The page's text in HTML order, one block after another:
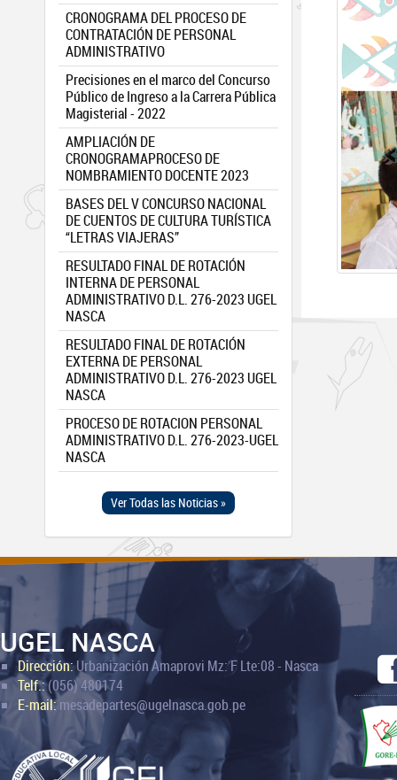
CRONOGRAMA DEL PROCESO DE
CONTRATACIÓN DE PERSONAL
ADMINISTRATIVO
Precisiones en el marco del Concurso
Público de Ingreso a la Carrera Pública
Magisterial - 2022
AMPLIACIÓN DE
CRONOGRAMAPROCESO DE
NOMBRAMIENTO DOCENTE 2023
BASES DEL V CONCURSO NACIONAL
DE CUENTOS DE CULTURA TURÍSTICA
“LETRAS VIAJERAS”
RESULTADO FINAL DE ROTACIÓN
INTERNA DE PERSONAL
ADMINISTRATIVO D.L. 276-2023 UGEL
NASCA
RESULTADO FINAL DE ROTACIÓN
EXTERNA DE PERSONAL
ADMINISTRATIVO D.L. 276-2023 UGEL
NASCA
PROCESO DE ROTACION PERSONAL
ADMINISTRATIVO D.L. 276-2023-UGEL
NASCA
Ver Todas las Noticias »
UGEL NASCA
Dirección:Urbanización Amaprovi Mz: F Lte:08 - Nasca
Telf.:(056) 480174
E-mail:mesadepartes@ugelnasca.gob.pe